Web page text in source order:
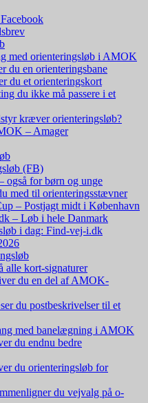
orienteringsløb i AMOK
en orienteringsbane
et orienteringskort
du ikke må passere i et
kræver orienteringsløb?
– Amager
(FB)
for børn og unge
til orienteringsstævner
Postjagt midt i København
– Løb i hele Danmark
i dag: Find-vej-i.dk
kort-signaturer
du en del af AMOK-
du postbeskrivelser til et
med banelægning i AMOK
du endnu bedre
du orienteringsløb for
du vejvalg på o-